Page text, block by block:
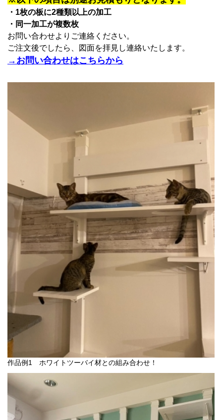
・1枚の板に2種類以上の加工
・同一加工が複数枚
お問い合わせよりご連絡ください。
ご注文後でしたら、図面を拝見し連絡いたします。
→お問い合わせはこちらから
作品例1 ホワイトツーバイ材との組み合わせ！